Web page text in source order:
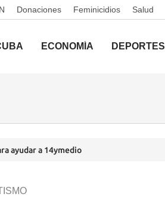
Donaciones Feminicidios Salud
ECONOMÍA DEPORTES
ayudar a 14ymedio